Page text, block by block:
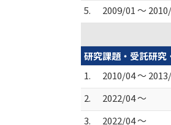
5.
2009/01 ～
研究課題・受託研究
1.
2010/04 ～
2.
2022/04 ～
3.
2022/04 ～